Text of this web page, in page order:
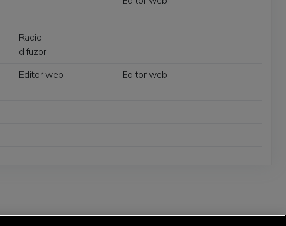
Radio
difuzor
- - - -
Editor web - Editor web - -
- - - -
-
- - - - -